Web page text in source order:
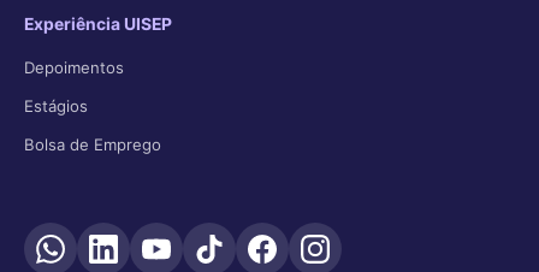
Experiência UISEP
Depoimentos
Estágios
Bolsa de Emprego